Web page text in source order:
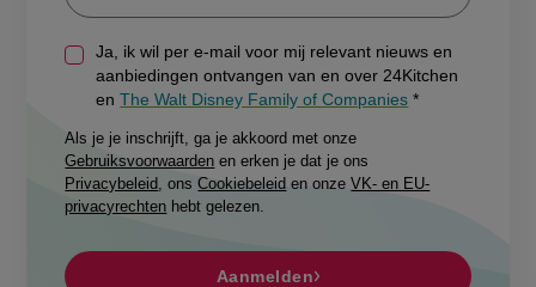
Ja, ik wil per e-mail voor mij relevant nieuws en
aanbiedingen ontvangen van en over 24Kitchen
enThe Walt Disney Family of Companies
Als je je inschrijft, ga je akkoord met onze
Gebruiksvoorwaarden en erken je dat je ons
Privacybeleid , onsCookiebeleid en onzeVK- en EU-
privacyrechten hebt gelezen.
Aanmelden